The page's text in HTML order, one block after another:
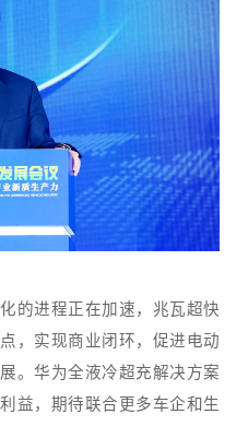
的进程正在加速，兆瓦超快
，实现商业闭环，促进电动
。华为全液冷超充解决方案
益，期待联合更多车企和生